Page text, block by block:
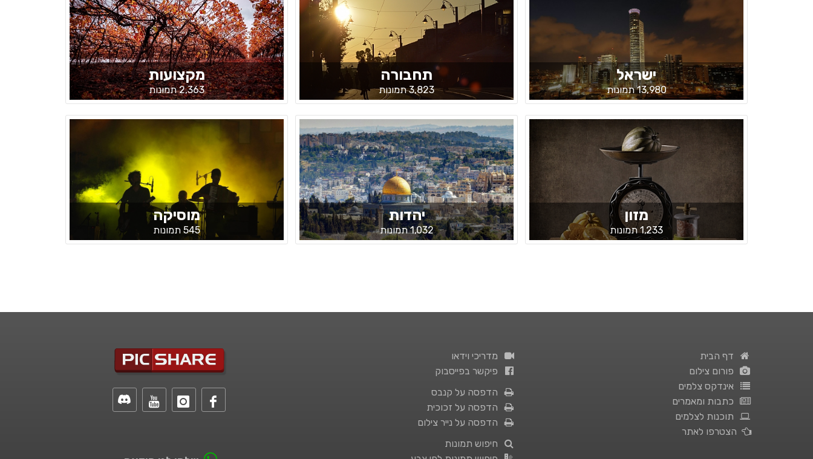
ישראל
13,980 תמונות
תחבורה
3,823 תמונות
מקצועות
2,363 תמונות
מזון
1,233 תמונות
יהדות
1,032 תמונות
מוסיקה
545 תמונות
מדריכי וידאו
פיקשר בפייסבוק
הדפסה על קנבס
הדפסה על זכוכית
הדפסה על נייר צילום
חיפוש תמונות
דף הבית
פורום צילום
אינדקס צלמים
כתבות ומאמרים
תוכנות לצלמים
הצטרפו לאתר